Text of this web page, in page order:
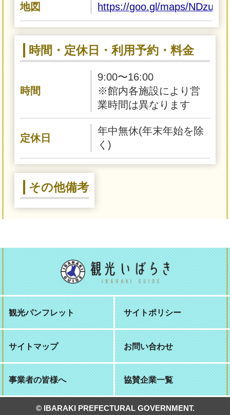
地図 https://goo.gl/maps/
時間・定休日・利用予約・料金
時間
9:00〜16:00
※館内各施設により営
業時間は異なります
定休日
年中無休(年末年始を除
く)
その他備考
観光パンフレット サイトポリシー
サイトマップ お問い合わせ
事業者の皆様へ 協賛企業一覧
© IBARAKI PREFECTURAL GOVERNMENT.